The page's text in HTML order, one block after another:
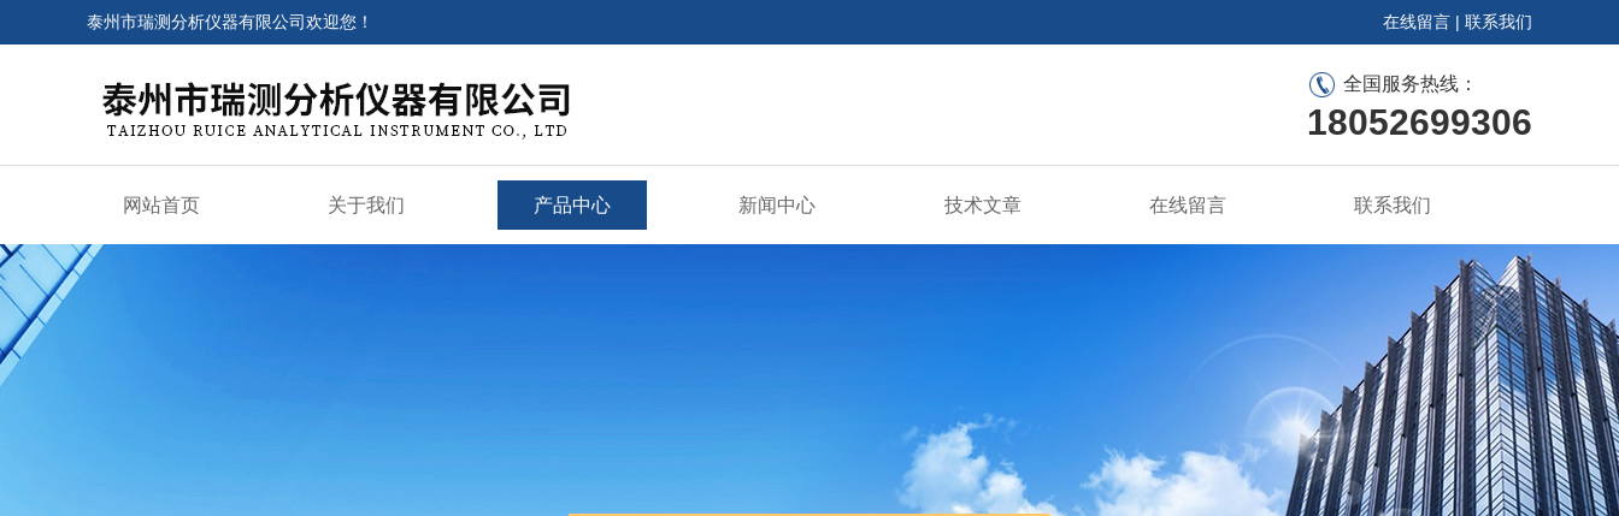
泰州市瑞测分析仪器有限公司欢迎您！ 在线留言 | 联系我们
全国服务热线：
18052699306
网站首页 关于我们 产品中心 新闻中心 技术文章 在线留言 联系我们